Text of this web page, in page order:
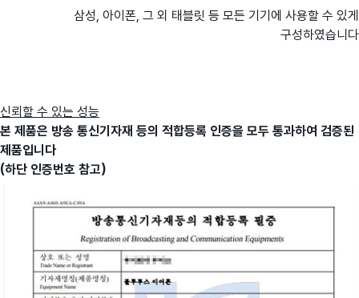
삼성, 아이폰, 그 외 태블릿 등 모든 기기에 사용할 수 있게
구성하였습니다
신뢰할 수 있는 성능
본 제품은 방송 통신기자재 등의 적합등록 인증을 모두 통과하여 검증된
제품입니다
(하단 인증번호 참고)